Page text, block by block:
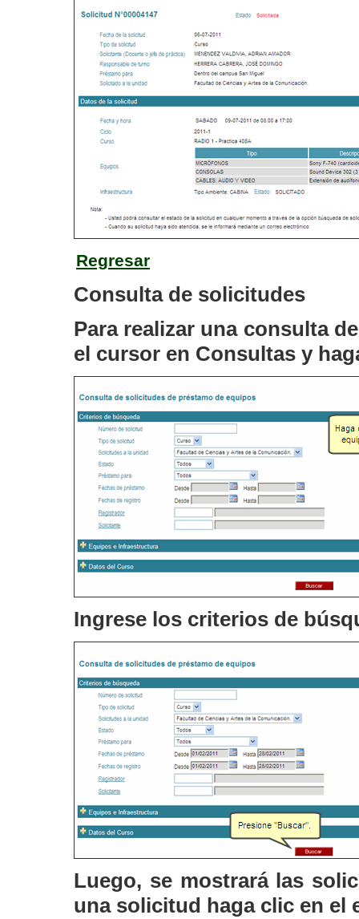
Regresar
Consulta de solicitudes
Para realizar una consulta
el cursor en Consultas y
Ingrese los criterios de
Luego, se mostrará las
una solicitud haga clic en el